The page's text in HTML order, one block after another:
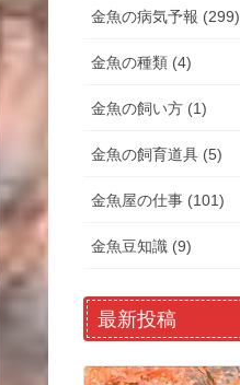
金魚の病気予報 (299)
金魚の種類 (4)
金魚の飼い方 (1)
金魚の飼育道具 (5)
金魚屋の仕事 (101)
金魚豆知識 (9)
最新投稿